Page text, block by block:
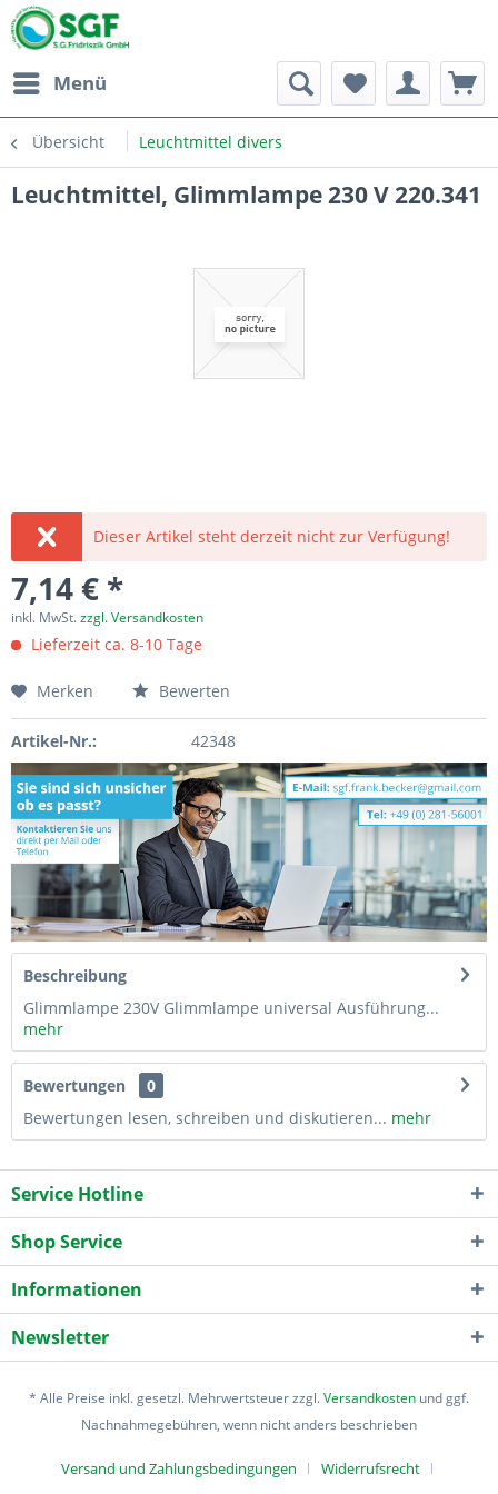
Menü
Übersicht Leuchtmittel divers
Leuchtmittel, Glimmlampe 230 V 220.341
Dieser Artikel steht derzeit nicht zur Verfügung!
7,14 € *
inkl. MwSt.zzgl. Versandkosten
Lieferzeit ca. 8-10 Tage
Merken Bewerten
Artikel-Nr.: 42348
Beschreibung
Glimmlampe 230V Glimmlampe universal Ausführung...
mehr
Bewertungen
0
Bewertungen lesen, schreiben und diskutieren... mehr
Service Hotline
Shop Service
Informationen
Newsletter
* Alle Preise inkl. gesetzl. Mehrwertsteuer zzgl.Versandkosten und ggf.
Nachnahmegebühren, wenn nicht anders beschrieben
Versand und Zahlungsbedingungen Widerrufsrecht